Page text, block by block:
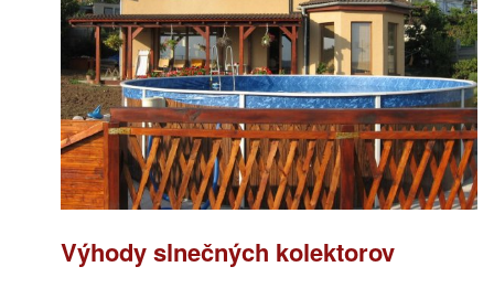
Výhody slnečných kolektorov